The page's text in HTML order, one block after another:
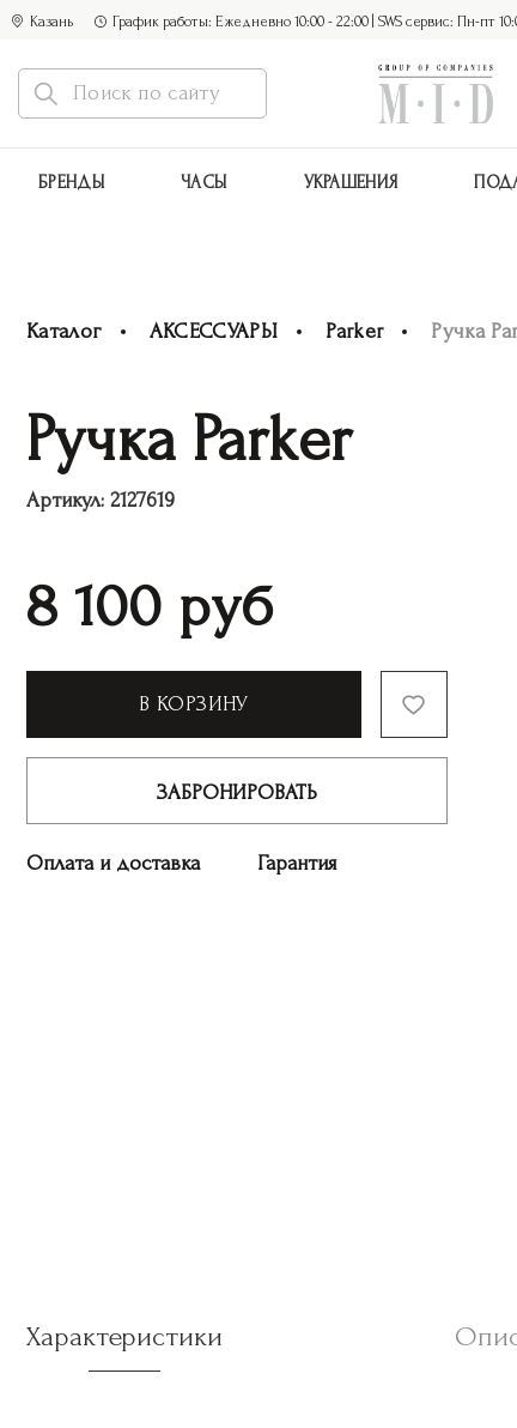
Казань График работы: Ежедневно 10:00 - 22:00 | SWS сервис: Пн-пт
БРЕНДЫ ЧАСЫ УКРАШЕНИЯ
Каталог АКСЕССУАРЫ Parker Ручка
Ручка Parker
Артикул: 2127619
8 100 руб
В КОРЗИНУ
ЗАБРОНИРОВАТЬ
Оплата и доставка Гарантия
Характеристики